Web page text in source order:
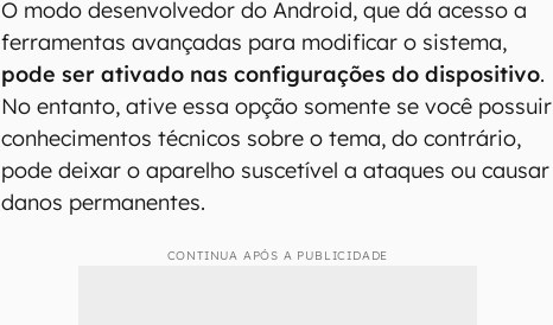
O modo desenvolvedor do Android, que dá acesso a
ferramentas avançadas para modificar o sistema,
pode ser ativado nas configurações do dispositivo.
No entanto, ative essa opção somente se você possuir
conhecimentos técnicos sobre o tema, do contrário,
pode deixar o aparelho suscetível a ataques ou causar
danos permanentes.
CONTINUA APÓS A PUBLICIDADE